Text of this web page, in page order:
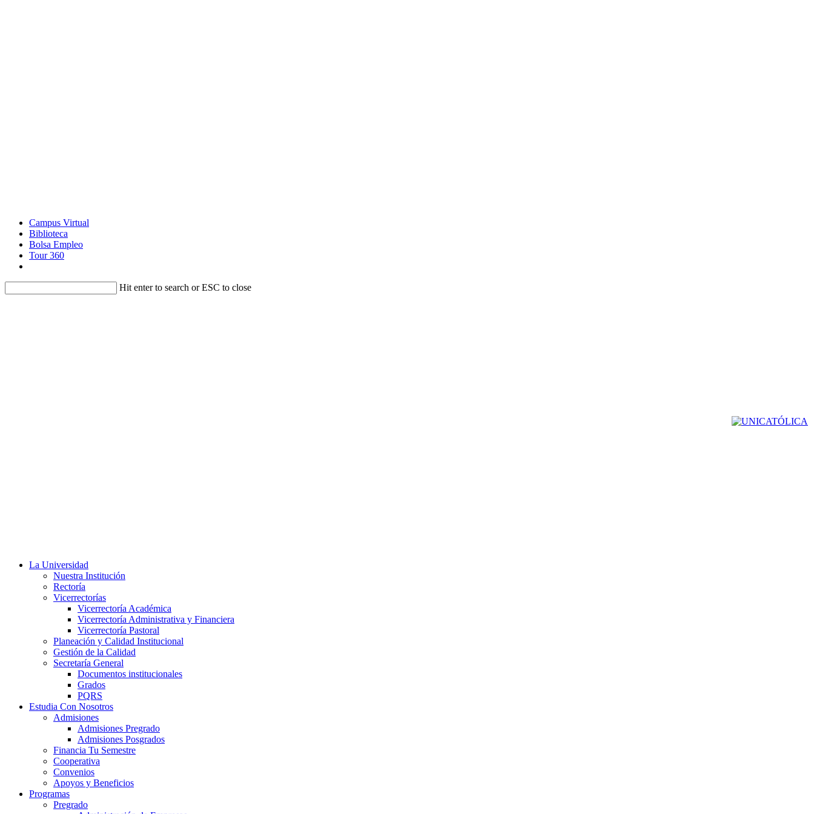
Campus Virtual
Biblioteca
Bolsa Empleo
Tour 360
Hit enter to search or ESC to close
La Universidad
Nuestra Institución
Rectoría
Vicerrectorías
Vicerrectoría Académica
Vicerrectoría Administrativa y Financiera
Vicerrectoría Pastoral
Planeación y Calidad Institucional
Gestión de la Calidad
Secretaría General
Documentos institucionales
Grados
PQRS
Estudia Con Nosotros
Admisiones
Admisiones Pregrado
Admisiones Posgrados
Financia Tu Semestre
Cooperativa
Convenios
Apoyos y Beneficios
Programas
Pregrado